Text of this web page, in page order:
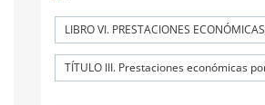
LIBRO VI. PRESTACIONES ECONÓMICAS